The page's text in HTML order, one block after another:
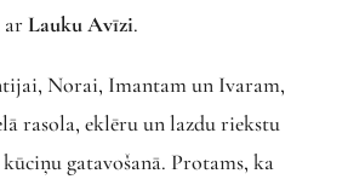
arLauku Avīzi.
Norai, Imantam un Ivaram,
rasola, eklēru un lazdu riekstu
kūciņu gatavošanā. Protams, ka